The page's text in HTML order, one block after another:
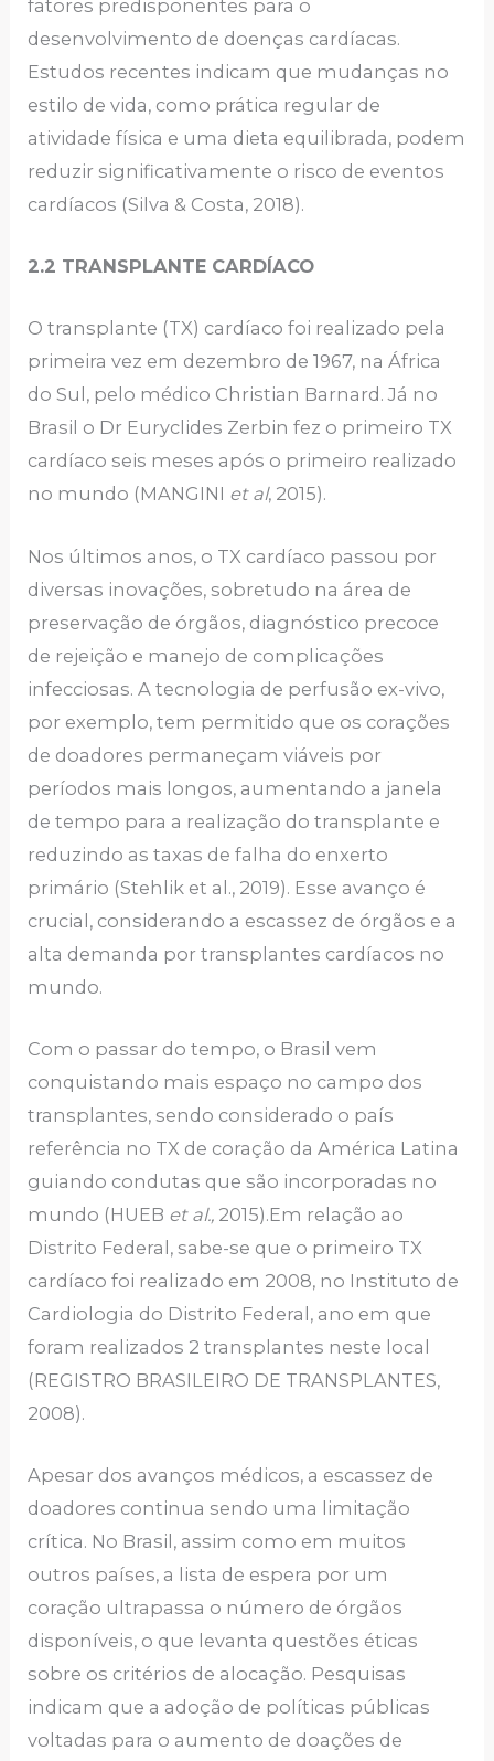
fatores predisponentes para o
desenvolvimento de doenças cardíacas.
Estudos recentes indicam que mudanças no
estilo de vida, como prática regular de
atividade física e uma dieta equilibrada, podem
reduzir significativamente o risco de eventos
cardíacos (Silva & Costa, 2018).
2.2 TRANSPLANTE CARDÍACO
O transplante (TX) cardíaco foi realizado pela
primeira vez em dezembro de 1967, na África
do Sul, pelo médico Christian Barnard. Já no
Brasil o Dr Euryclides Zerbin fez o primeiro TX
cardíaco seis meses após o primeiro realizado
no mundo (MANGINI et al, 2015).
Nos últimos anos, o TX cardíaco passou por
diversas inovações, sobretudo na área de
preservação de órgãos, diagnóstico precoce
de rejeição e manejo de complicações
infecciosas. A tecnologia de perfusão ex-vivo,
por exemplo, tem permitido que os corações
de doadores permaneçam viáveis por
períodos mais longos, aumentando a janela
de tempo para a realização do transplante e
reduzindo as taxas de falha do enxerto
primário (Stehlik et al., 2019). Esse avanço é
crucial, considerando a escassez de órgãos e a
alta demanda por transplantes cardíacos no
mundo.
Com o passar do tempo, o Brasil vem
conquistando mais espaço no campo dos
transplantes, sendo considerado o país
referência no TX de coração da América Latina
guiando condutas que são incorporadas no
mundo (HUEB et al., 2015).Em relação ao
Distrito Federal, sabe-se que o primeiro TX
cardíaco foi realizado em 2008, no Instituto de
Cardiologia do Distrito Federal, ano em que
foram realizados 2 transplantes neste local
(REGISTRO BRASILEIRO DE TRANSPLANTES,
2008).
Apesar dos avanços médicos, a escassez de
doadores continua sendo uma limitação
crítica. No Brasil, assim como em muitos
outros países, a lista de espera por um
coração ultrapassa o número de órgãos
disponíveis, o que levanta questões éticas
sobre os critérios de alocação. Pesquisas
indicam que a adoção de políticas públicas
voltadas para o aumento de doações de